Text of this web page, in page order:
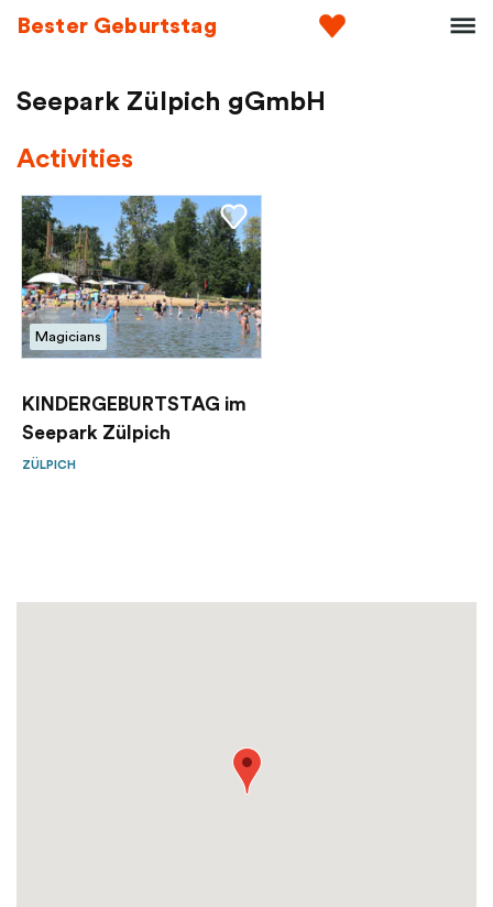
Bester Geburtstag
Seepark Zülpich gGmbH
Activities
Magicians
KINDERGEBURTSTAG im
Seepark Zülpich
ZÜLPICH